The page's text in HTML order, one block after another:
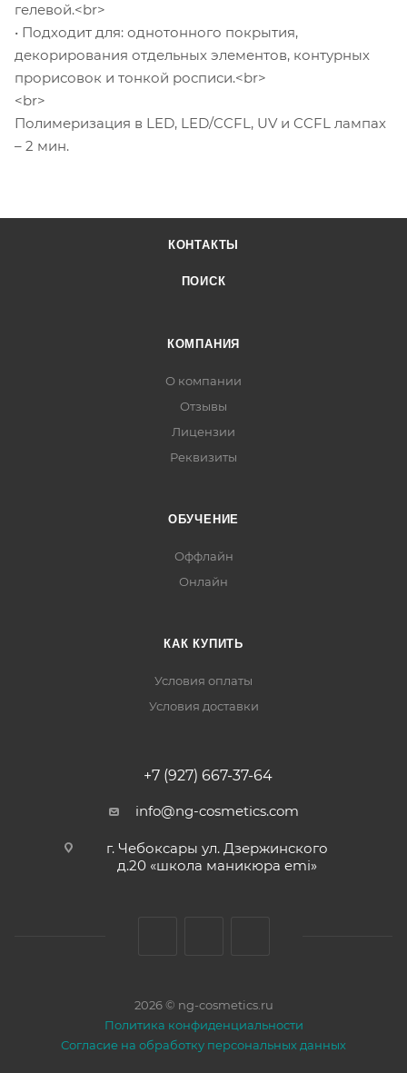
гелевой.<br>
• Подходит для: однотонного покрытия,
декорирования отдельных элементов, контурных
прорисовок и тонкой росписи.<br>
<br>
Полимеризация в LED, LED/CCFL, UV и CCFL лампах
– 2 мин.
КОНТАКТЫ
ПОИСК
КОМПАНИЯ
О компании
Отзывы
Лицензии
Реквизиты
ОБУЧЕНИЕ
Оффлайн
Онлайн
КАК КУПИТЬ
Условия оплаты
Условия доставки
+7 (927) 667-37-64
info@ng-cosmetics.com
г. Чебоксары ул. Дзержинского
д.20 «школа маникюра emi»
2026 © ng-cosmetics.ru
Политика конфиденциальности
Согласие на обработку персональных данных